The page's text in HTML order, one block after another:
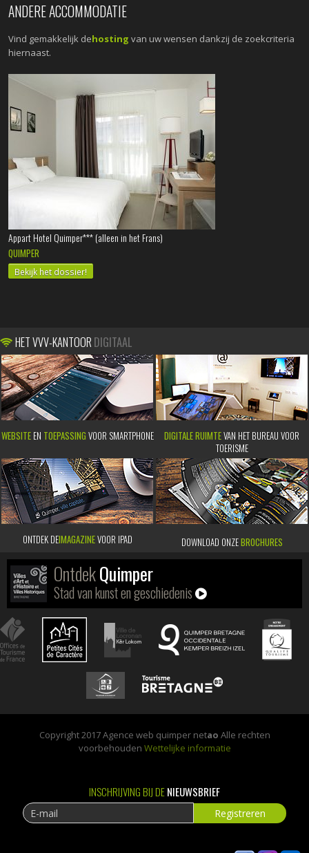
ANDERE ACCOMMODATIE
Vind gemakkelijk dehosting van uw wensen dankzij de zoekcriteria
hiernaast.
Appart Hotel Quimper*** (alleen in het Frans)
QUIMPER
Bekijk het dossier!
HET VVV-KANTOOR DIGITAAL
WEBSITEEN TOEPASSING VOOR SMARTPHONE DIGITALE RUIMTEVAN HET BUREAU VOOR
TOERISME
ONTDEK DEIMAGAZINEVOOR IPAD DOWNLOAD ONZEBROCHURES
OntdekQuimper
Stad van kunst en geschiedenis
Copyright 2017 Agence web quimper netao Alle rechten
voorbehouden Wettelijke informatie
INSCHRIJVING BIJ DENIEUWSBRIEF